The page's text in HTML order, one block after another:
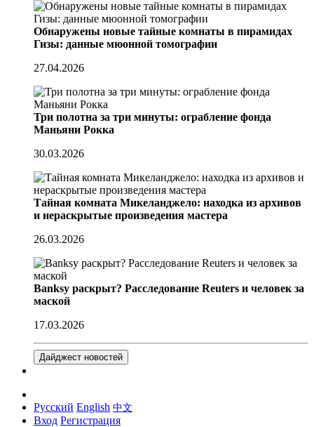
Обнаружены новые тайные комнаты в пирамидах
Гизы: данные мюонной томографии
27.04.2026
Три полотна за три минуты: ограбление фонда
Маньяни Рокка
30.03.2026
Тайная комната Микеланджело: находка из архивов
и нераскрытые произведения мастера
26.03.2026
Banksy раскрыт? Расследование Reuters и человек за
маской
17.03.2026
Дайджест новостей
Русский English 中文
Вход Регистрация